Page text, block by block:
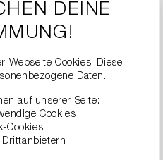
SLIM-FIT JEANS
DEINE
Webseite Cookies. Diese
Daten.
auf unserer Seite:
Cookies
Cookies
Drittanbietern